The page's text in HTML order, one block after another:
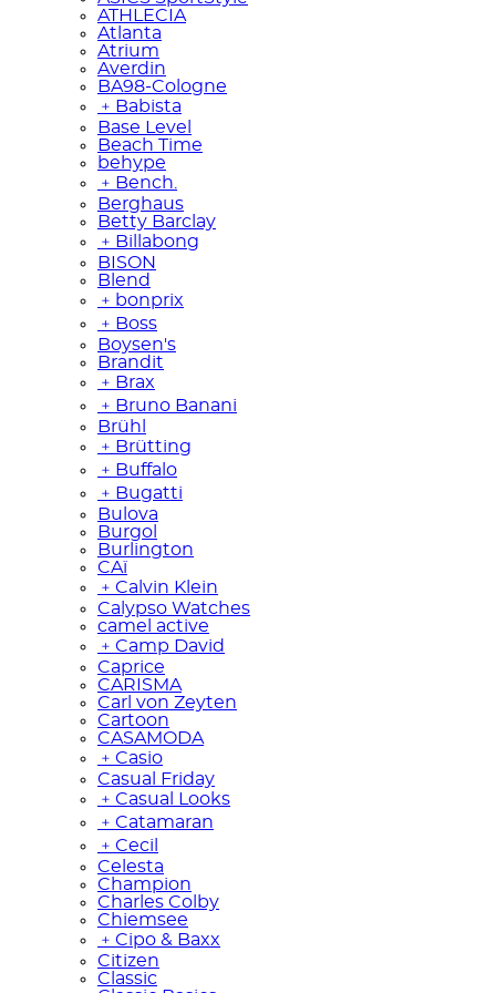
ATHLECIA
Atlanta
Atrium
Averdin
BA98-Cologne
﹢ Babista
Base Level
Beach Time
behype
﹢ Bench.
Berghaus
Betty Barclay
﹢ Billabong
BISON
Blend
﹢ bonprix
﹢ Boss
Boysen's
Brandit
﹢ Brax
﹢ Bruno Banani
Brühl
﹢ Brütting
﹢ Buffalo
﹢ Bugatti
Bulova
Burgol
Burlington
CAï
﹢ Calvin Klein
Calypso Watches
camel active
﹢ Camp David
Caprice
CARISMA
Carl von Zeyten
Cartoon
CASAMODA
﹢ Casio
Casual Friday
﹢ Casual Looks
﹢ Catamaran
﹢ Cecil
Celesta
Champion
Charles Colby
Chiemsee
﹢ Cipo & Baxx
Citizen
Classic